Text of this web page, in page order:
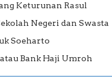
Keturunan Rasul
Negeri dan Swasta
Soeharto
Bank Haji Umroh